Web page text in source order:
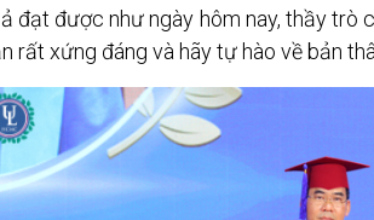
đạt được như ngày hôm nay, thầy trò
rất xứng đáng và hãy tự hào về bản